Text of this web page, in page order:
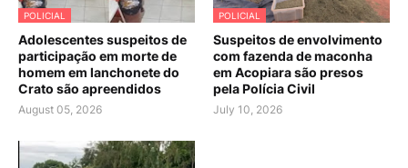
POLICIAL
Adolescentes suspeitos de
participação em morte de
homem em lanchonete do
Crato são apreendidos
August 05, 2026
POLICIAL
Suspeitos de envolvimento
com fazenda de maconha
em Acopiara são presos
pela Polícia Civil
July 10, 2026